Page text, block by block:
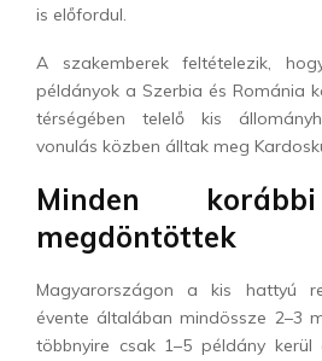
is előfordul.
A szakemberek feltételezik,
példányok a Szerbia és Románia
térségében telelő kis
vonulás közben álltak meg
Minden
megdöntöttek
Magyarországon a kis hattyú
évente általában mindössze 2–3
többnyire csak 1–5 példány